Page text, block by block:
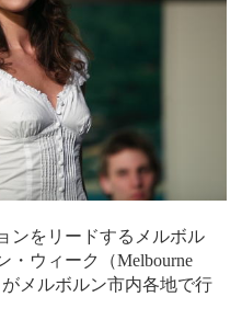
ンをリードするメルボル
・ウィーク（Melbourne
がメルボルン市内各地で行